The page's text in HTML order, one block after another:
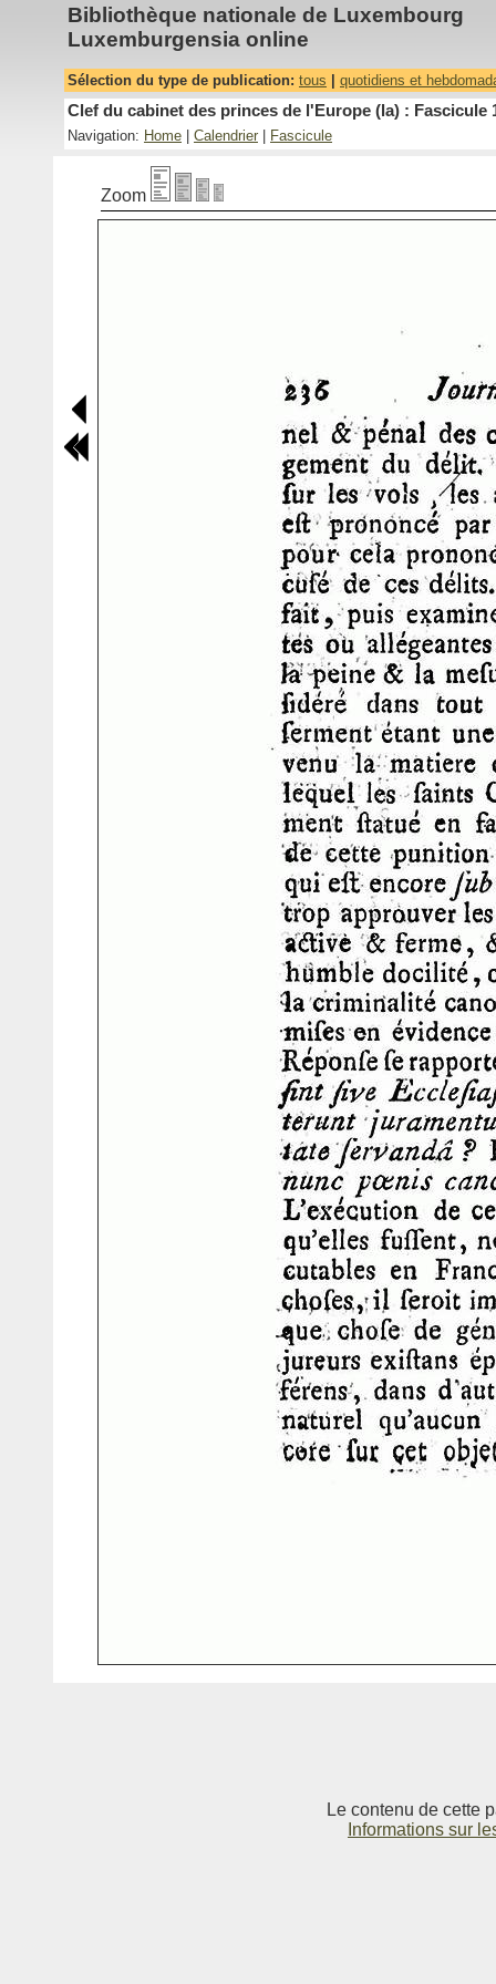
Bibliothèque nationale de Luxembourg
Luxemburgensia online
Sélection du type de publication: tous quotidiens et
Clef du cabinet des princes de l'Europe (la) : Fascicule
Navigation: Home Calendrier Fascicule
Zoom
Le contenu de cette
Informations sur